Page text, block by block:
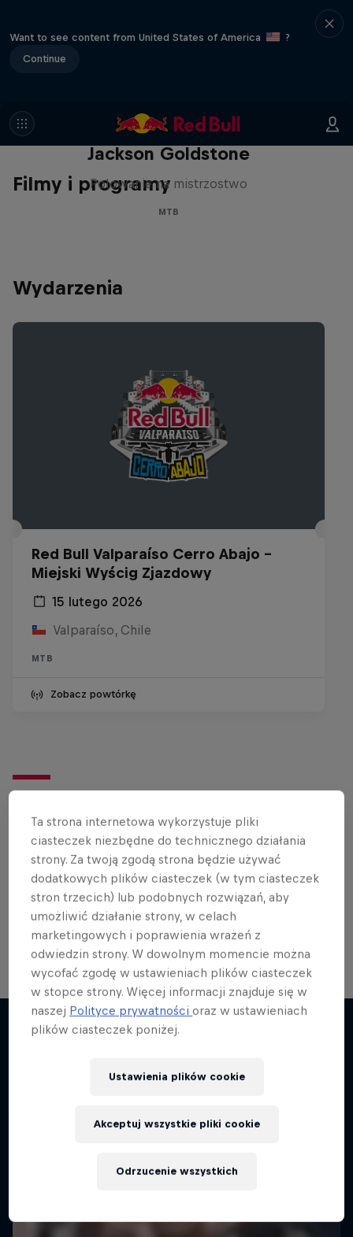
Want to see content from United States of America
?
Continue
Filmy i programy
Polowanie na mistrzostwo:
Jackson Goldstone
Polowanie na mistrzostwo
MTB
Wydarzenia
Red Bull Valparaíso Cerro Abajo -
Miejski Wyścig Zjazdowy
15 lutego 2026
Valparaíso, Chile
MTB
Zobacz powtórkę
Chcesz więcej?
Rowery
Zobacz najlepsze materiały rowerowe ze świata
Red Bulla, sprawdź poradniki, wywiady, filmy oraz
nie …
Ta strona internetowa wykorzystuje pliki
ciasteczek niezbędne do technicznego działania
strony. Za twoją zgodą strona będzie używać
dodatkowych plików ciasteczek (w tym ciasteczek
stron trzecich) lub podobnych rozwiązań, aby
umożliwić działanie strony, w celach
marketingowych i poprawienia wrażeń z
odwiedzin strony. W dowolnym momencie można
wycofać zgodę w ustawieniach plików ciasteczek
w stopce strony. Więcej informacji znajduje się w
naszej Polityce prywatnościoraz w ustawieniach
plików ciasteczek poniżej.
Ustawienia plików cookie
Odrzucenie wszystkich
Akceptuj wszystkie pliki cookie